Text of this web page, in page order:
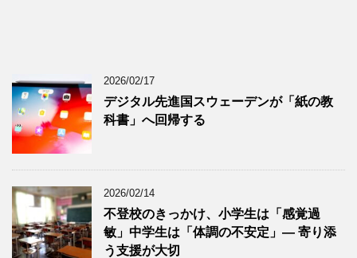
2026/02/17
デジタル先進国スウェーデンが「紙の教
科書」へ回帰する
2026/02/14
不登校のきっかけ、小学生は「感覚過
敏」中学生は「体調の不安定」― 寄り添
う支援が大切